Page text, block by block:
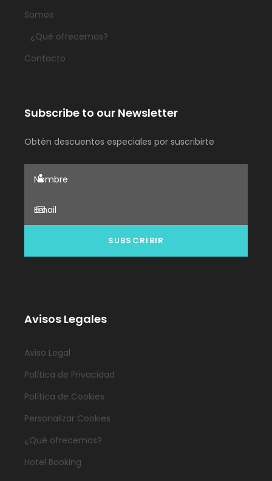
Somos
¿Qué ofrecemos?
Contacto
Subscribe to our Newsletter
Obtén descuentos especiales por suscribirte
Avisos Legales
Aviso Legal
Política de Privacidad
Política de Cookies
Personalizar Cookies
¿Qué ofrecemos?
Hotel Booking